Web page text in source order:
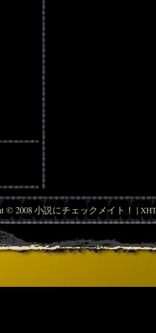
© 2008 小説にチェックメイト！ |